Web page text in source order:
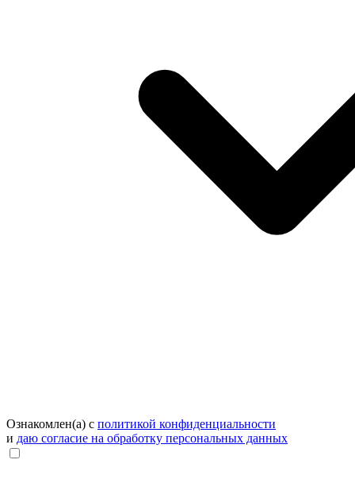
Ознакомлен(а) с политикой конфиденциальности
и даю согласие на обработку персональных данных